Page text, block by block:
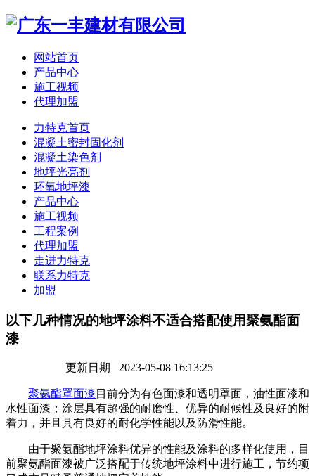
网站首页
产品中心
施工视频
代理加盟
力特克首页
混凝土密封固化剂
混凝土染色剂
地坪光亮剂
环氧地坪漆
产品中心
施工视频
工程案例
代理加盟
走进力特克
联系力特克
加盟
以下几种情况的地坪涂料不适合搭配使用聚氨酯面
漆
更新日期 2023-05-08 16:13:25
聚氨酯罩面漆 目前分为有色面漆和透明罩面，油性面漆和
水性面漆；涂层具有超强的耐磨性、优异的耐候性及良好的附
着力，并且具有良好的耐化学性能以及防滑性能。
由于聚氨酯地坪涂料优异的性能及涂料的多样化使用，目
前聚氨酯面漆被广泛搭配于传统地坪涂料中进行施工，节约项